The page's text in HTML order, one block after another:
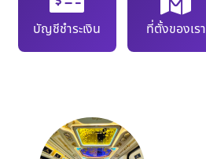
บัญชีชำระเงิน ที่ตั้งของเรา